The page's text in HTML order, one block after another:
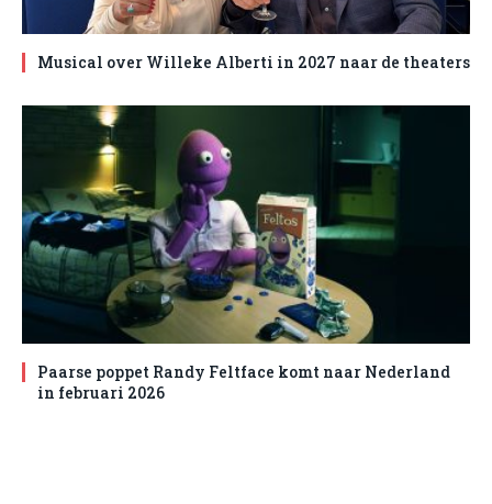
Musical over Willeke Alberti in 2027 naar de theaters
Paarse poppet Randy Feltface komt naar Nederland
in februari 2026